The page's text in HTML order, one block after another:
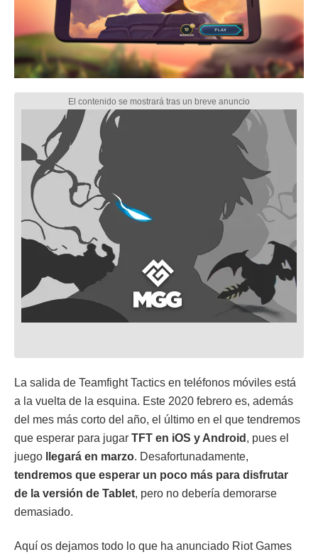
La salida de Teamfight Tactics en teléfonos móviles está
a la vuelta de la esquina. Este 2020 febrero es, además
del mes más corto del año, el último en el que tendremos
que esperar para jugar TFT en iOS y Android , pues el
juego
llegará en marzo. Desafortunadamente,
tendremos que esperar un poco más para disfrutar
de la versión de Tablet, pero no debería demorarse
demasiado.
Aquí os dejamos todo lo que ha anunciado Riot Games